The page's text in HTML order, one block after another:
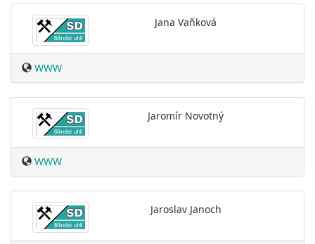
Jana Vaňková
WWW
Jaromír Novotný
WWW
Jaroslav Janoch